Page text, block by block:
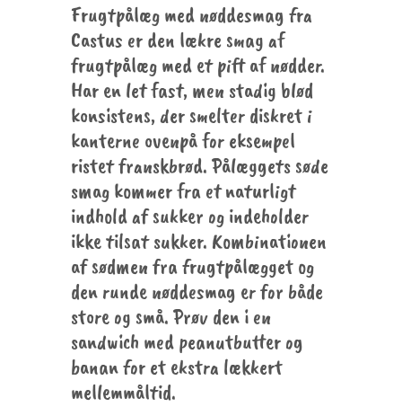
Frugtpålæg med nøddesmag fra
Castus er den lækre smag af
frugtpålæg med et pift af nødder.
Har en let fast, men stadig blød
konsistens, der smelter diskret i
kanterne ovenpå for eksempel
ristet franskbrød. Pålæggets søde
smag kommer fra et naturligt
indhold af sukker og indeholder
ikke tilsat sukker. Kombinationen
af sødmen fra frugtpålægget og
den runde nøddesmag er for både
store og små. Prøv den i en
sandwich med peanutbutter og
banan for et ekstra lækkert
mellemmåltid.